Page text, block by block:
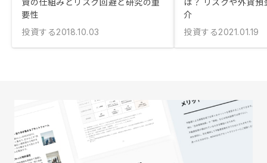
要性
投資する2018.10.03
介
投資する2021.01.19